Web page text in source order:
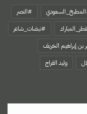
#النصر
#نبضات_شاعر
بن إبراهيم الخريف
وليد الفراج